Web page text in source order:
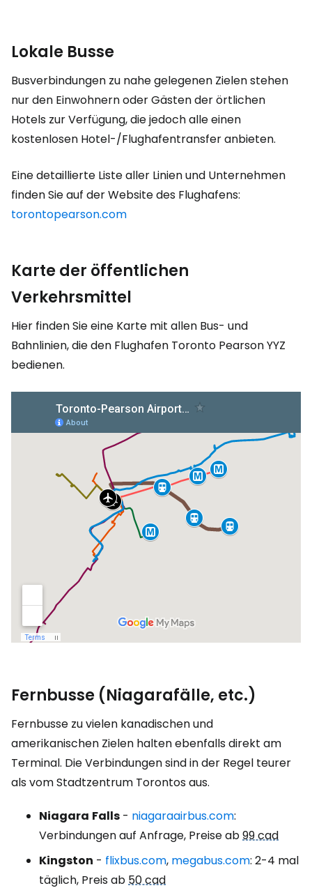
Lokale Busse
Busverbindungen zu nahe gelegenen Zielen stehen
nur den Einwohnern oder Gästen der örtlichen
Hotels zur Verfügung, die jedoch alle einen
kostenlosen Hotel-/Flughafentransfer anbieten.
Eine detaillierte Liste aller Linien und Unternehmen
finden Sie auf der Website des Flughafens:
torontopearson.com
Karte der öffentlichen
Verkehrsmittel
Hier finden Sie eine Karte mit allen Bus- und
Bahnlinien, die den Flughafen Toronto Pearson YYZ
bedienen.
Fernbusse (Niagarafälle, etc.)
Fernbusse zu vielen kanadischen und
amerikanischen Zielen halten ebenfalls direkt am
Terminal. Die Verbindungen sind in der Regel teurer
als vom Stadtzentrum Torontos aus.
Niagara Falls - niagaraairbus.com:
Verbindungen auf Anfrage, Preise ab99 cad
Kingston - flixbus.com, megabus.com: 2-4 mal
täglich, Preis ab 50 cad